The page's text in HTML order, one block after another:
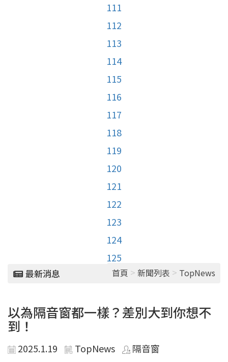
111
112
113
114
115
116
117
118
119
120
121
122
123
124
125
最新消息 首頁 > 新聞列表 > TopNews
以為隔音窗都一樣？差別大到你想不
到！
2025.1.19 TopNews 隔音窗